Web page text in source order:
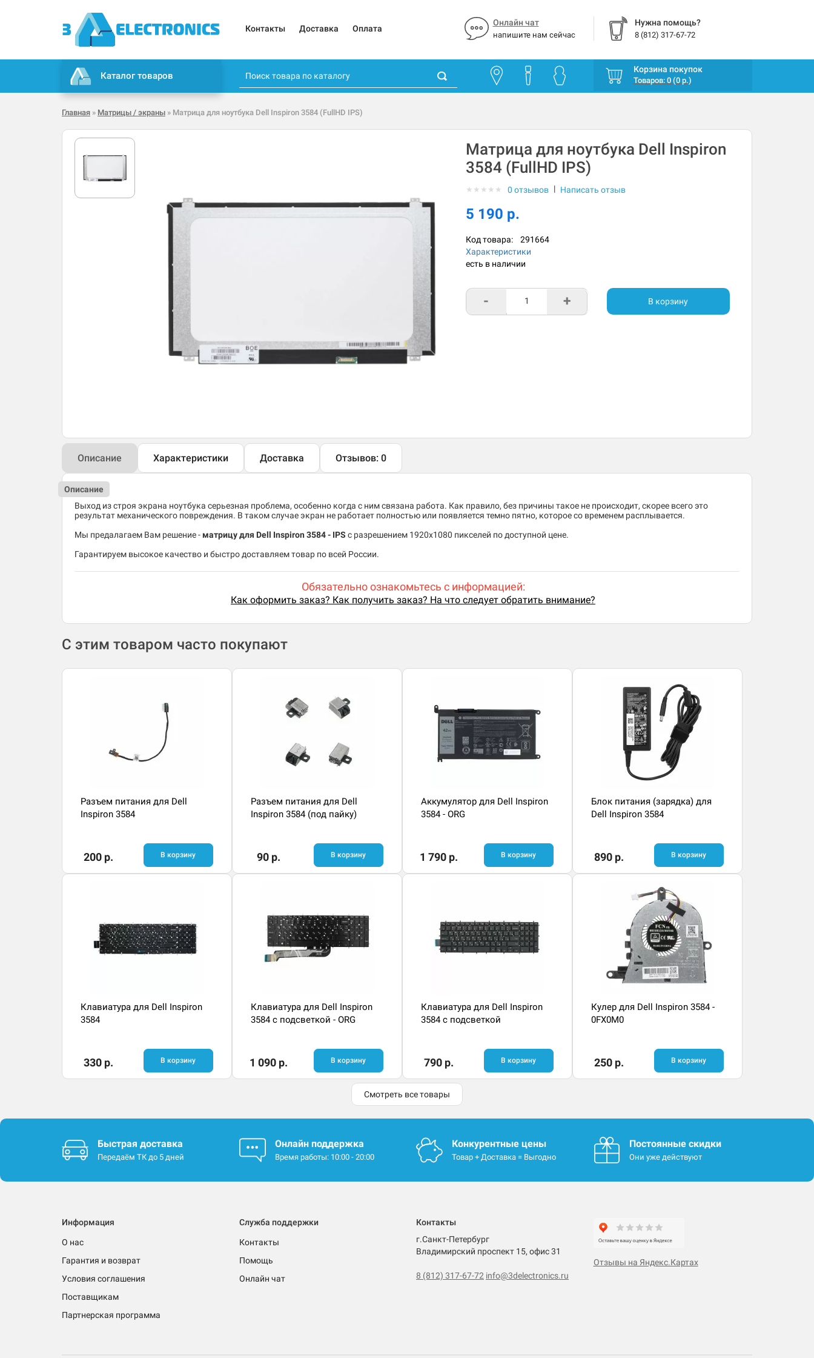
Контакты Доставка Оплата
Онлайн чат
напишите нам сейчас
Нужна помощь?
8 (812) 317-67-72
Каталог товаров
Корзина покупок
Товаров: 0 (0 р.)
Главная » Матрицы / экраны » Матрица для ноутбука Dell Inspiron 3584 (FullHD IPS)
Матрица для ноутбука Dell Inspiron
3584 (FullHD IPS)
★ ★ ★ ★ ★ 0 отзывов | Написать отзыв
5 190 р.
Код товара: 291664
Характеристики
есть в наличии
- + В корзину
Описание Характеристики Доставка Отзывов: 0
Описание
Выход из строя экрана ноутбука серьезная проблема, особенно когда с ним связана работа. Как правило, без причины такое не происходит, скорее всего это
результат механического повреждения. В таком случае экран не работает полностью или появляется темно пятно, которое со временем расплывается.
Мы предалагаем Вам решение - матрицу для Dell Inspiron 3584 - IPS c разрешением 1920x1080 пикселей по доступной цене.
Гарантируем высокое качество и быстро доставляем товар по всей России.
Обязательно ознакомьтесь с информацией:
Как оформить заказ? Как получить заказ? На что следует обратить внимание?
С этим товаром часто покупают
Разъем питания для Dell
Inspiron 3584
200 р. В корзину
Разъем питания для Dell
Inspiron 3584 (под пайку)
90 р. В корзину
Аккумулятор для Dell Inspiron
3584 - ORG
1 790 р. В корзину
Блок питания (зарядка) для
Dell Inspiron 3584
890 р. В корзину
Клавиатура для Dell Inspiron
3584
330 р. В корзину
Клавиатура для Dell Inspiron
3584 с подсветкой - ORG
1 090 р. В корзину
Клавиатура для Dell Inspiron
3584 с подсветкой
790 р. В корзину
Кулер для Dell Inspiron 3584 -
0FX0M0
250 р. В корзину
Смотреть все товары
Быстрая доставка
Передаём ТК до 5 дней
Онлайн поддержка
Время работы: 10:00 - 20:00
Конкурентные цены
Товар + Доставка = Выгодно
Постоянные скидки
Они уже действуют
Информация
О нас
Гарантия и возврат
Условия соглашения
Поставщикам
Партнерская программа
Служба поддержки
Контакты
Помощь
Онлайн чат
Контакты
г.Санкт-Петербург
Владимирский проспект 15, офис 31
8 (812) 317-67-72 info@3delectronics.ru
Отзывы на Яндекс.Картах